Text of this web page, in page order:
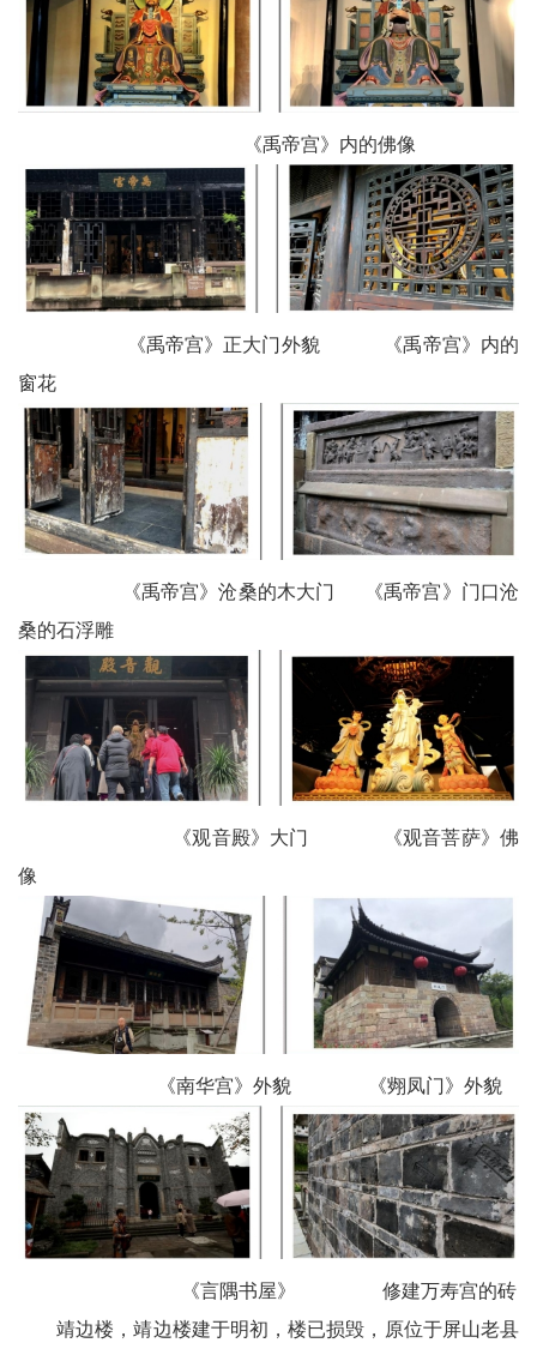
《禹帝宫》内的佛像
《禹帝宫》正大门外貌 《禹帝宫》内的
窗花
《禹帝宫》沧桑的木大门 《禹帝宫》门口沧
桑的石浮雕
《观音殿》大门 《观音菩萨》佛
像
《南华宫》外貌 《翙凤门》外貌
《言隅书屋》 修建万寿宫的砖
靖边楼，靖边楼建于明初，楼已损毁，原位于屏山老县